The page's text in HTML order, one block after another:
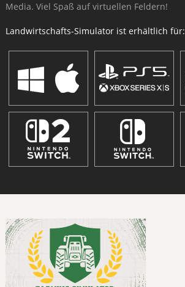
Media. Viel Spaß auf virtuellen Feldern!
Landwirtschafts-Simulator ist erhältlich für: